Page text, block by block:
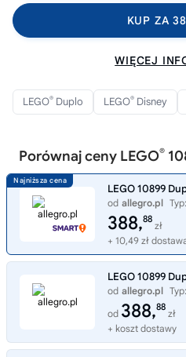
KUP ZA
WIĘCEJ
LEGO® Duplo LEGO® Disney
Porównaj ceny LEGO®
od allegro.pl Typ:
388,88
zł
+ 10,49 zł
od allegro.pl Typ:
od 388,88
zł
+ koszt dostawy